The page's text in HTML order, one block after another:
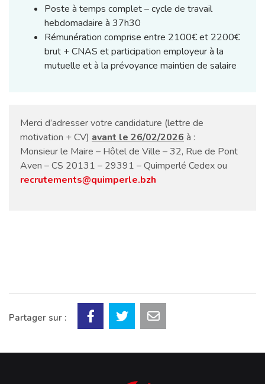
Poste à temps complet – cycle de travail
hebdomadaire à 37h30
Rémunération comprise entre 2100€ et 2200€
brut + CNAS et participation employeur à la
mutuelle et à la prévoyance maintien de salaire
Merci d’adresser votre candidature (lettre de
motivation + CV) avant le 26/02/2026 à :
Monsieur le Maire – Hôtel de Ville – 32, Rue de Pont
Aven – CS 20131 – 29391 – Quimperlé Cedex ou
recrutements@quimperle.bzh
Partager sur :